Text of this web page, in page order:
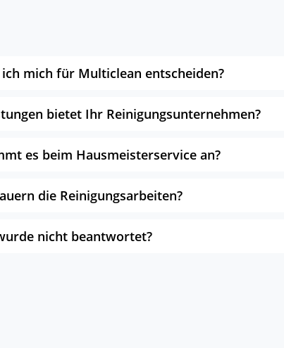
mich für Multiclean entscheiden?
bietet Ihr Reinigungsunternehmen?
es beim Hausmeisterservice an?
die Reinigungsarbeiten?
nicht beantwortet?